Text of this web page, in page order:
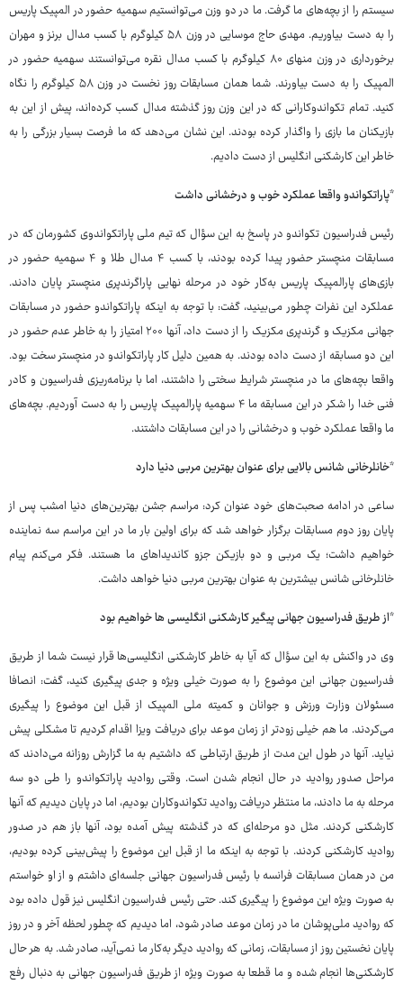
سیستم را از بچه‌های ما گرفت. ما در دو وزن می‌توانستیم سهمیه حضور در المپیک پاریس
را به دست بیاوریم. مهدی حاج موسایی در وزن ۵۸ کیلوگرم با کسب مدال برنز و مهران
برخورداری در وزن منهای ۸۰ کیلوگرم با کسب مدال نقره می‌توانستند سهمیه حضور در
المپیک را به دست بیاورند. شما همان مسابقات روز نخست در وزن ۵۸ کیلوگرم را نگاه
کنید. تمام تکواندوکارانی که در این وزن روز گذشته مدال کسب کرده‌اند، پیش از این به
بازیکنان ما بازی را واگذار کرده بودند. این نشان می‌دهد که ما فرصت بسیار بزرگی را به
خاطر این کارشکنی انگلیس از دست دادیم.
*پاراتکواندو واقعا عملکرد خوب و درخشانی داشت
رئیس فدراسیون تکواندو در پاسخ به این سؤال که تیم ملی پاراتکواندوی کشورمان که در
مسابقات منچستر حضور پیدا کرده بودند، با کسب ۴ مدال طلا و ۴ سهمیه حضور در
بازی‌های پارالمپیک پاریس به‌کار خود در مرحله نهایی پاراگرندپری منچستر پایان دادند.
عملکرد این نفرات چطور می‌بینید، گفت: با توجه به اینکه پاراتکواندو حضور در مسابقات
جهانی مکزیک و گرندپری مکزیک را از دست داد، آنها ۲۰۰ امتیاز را به خاطر عدم حضور در
این دو مسابقه از دست داده بودند. به همین دلیل کار پاراتکواندو در منچستر سخت بود.
واقعا بچه‌های ما در منچستر شرایط سختی را داشتند، اما با برنامه‌ریزی فدراسیون و کادر
فنی خدا را شکر در این مسابقه ما ۴ سهمیه پارالمپیک پاریس را به دست آوردیم. بچه‌های
ما واقعا عملکرد خوب و درخشانی را در این مسابقات داشتند.
*خانلرخانی شانس بالایی برای عنوان بهترین مربی دنیا دارد
ساعی در ادامه صحبت‌های خود عنوان کرد: مراسم جشن بهترین‌های دنیا امشب پس از
پایان روز دوم مسابقات برگزار خواهد شد که برای اولین بار ما در این مراسم سه نماینده
خواهیم داشت؛ یک مربی و دو بازیکن جزو کاندیداهای ما هستند. فکر می‌کنم پیام
خانلرخانی شانس بیشترین به عنوان بهترین مربی دنیا خواهد داشت.
*از طریق فدراسیون جهانی پیگیر کارشکنی انگلیسی ها خواهیم بود
وی در واکنش به این سؤال که آیا به خاطر کارشکنی انگلیسی‌ها قرار نیست شما از طریق
فدراسیون جهانی این موضوع را به صورت خیلی ویژه و جدی پیگیری کنید، گفت: انصافا
مسئولان وزارت ورزش و جوانان و کمیته ملی المپیک از قبل این موضوع را پیگیری
می‌کردند. ما هم خیلی زودتر از زمان موعد برای دریافت ویزا اقدام کردیم تا مشکلی پیش
نیاید. آنها در طول این مدت از طریق ارتباطی که داشتیم به ما گزارش روزانه می‌دادند که
مراحل صدور روادید در حال انجام شدن است. وقتی روادید پاراتکواندو را طی دو سه
مرحله به ما دادند، ما منتظر دریافت روادید تکواندوکاران بودیم، اما در پایان دیدیم که آنها
کارشکنی کردند. مثل دو مرحله‌ای که در گذشته پیش آمده بود، آنها باز هم در صدور
روادید کارشکنی کردند. با توجه به اینکه ما از قبل این موضوع را پیش‌بینی کرده بودیم،
من در همان مسابقات فرانسه با رئیس فدراسیون جهانی جلسه‌ای داشتم و از او خواستم
به صورت ویژه این موضوع را پیگیری کند. حتی رئیس فدراسیون انگلیس نیز قول داده بود
که روادید ملی‌پوشان ما در زمان موعد صادر شود، اما دیدیم که چطور لحظه آخر و در روز
پایان نخستین روز از مسابقات، زمانی که روادید دیگر به‌کار ما نمی‌آید، صادر شد. به هر حال
کارشکنی‌ها انجام شده و ما قطعا به صورت ویژه از طریق فدراسیون جهانی به دنبال رفع